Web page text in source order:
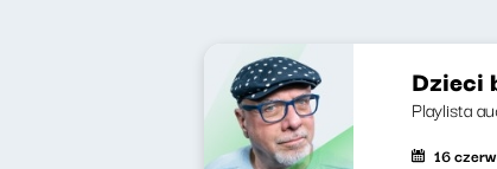
Dzieci
Playlista
16